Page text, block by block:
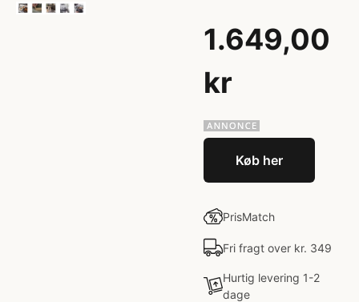
1.649,00
kr
Køb her
PrisMatch
Fri fragt over kr. 349
Hurtig levering 1-2
dage